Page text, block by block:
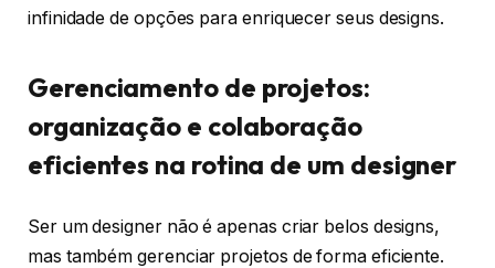
infinidade de opções para enriquecer seus designs.
Gerenciamento de projetos:
organização e colaboração
eficientes na rotina de um designer
Ser um designer não é apenas criar belos designs,
mas também gerenciar projetos de forma eficiente.